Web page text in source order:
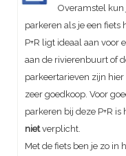
Overamstel kun
parkeren als je een fiets
P+R ligt ideaal aan voor
aan de rivierenbuurt of
parkeertarieven zijn hier
zeer goedkoop. Voor
parkeren bij deze P+R
nietverplicht.
Met de fiets ben je zo in